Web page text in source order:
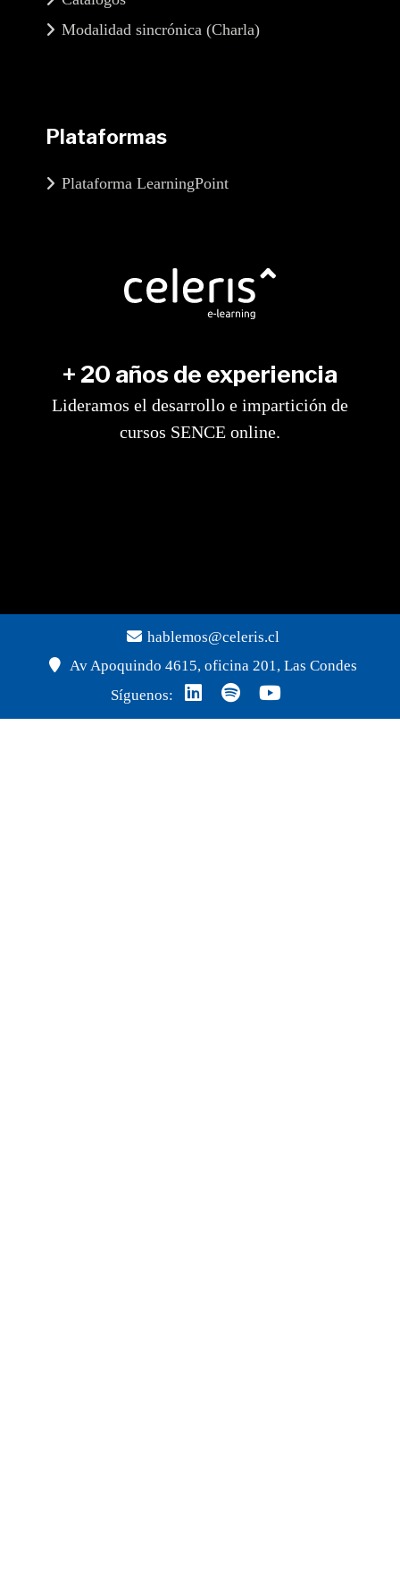
+ 20 años de experiencia
Lideramos el desarrollo e impartición de
cursos SENCE online.
Plataformas
Plataforma LearningPoint
Modalidad sincrónica (Charla)
hablemos@celeris.cl
Av Apoquindo 4615, oficina 201, Las Condes
Síguenos: